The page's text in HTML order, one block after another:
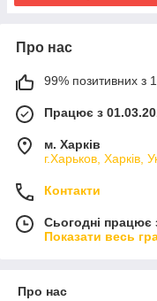
Про нас
99% позитивних з
Працює з
м. Харків
г.Харьков, Харків,
Контакти
Сьогодні працює
Показати весь
Про нас